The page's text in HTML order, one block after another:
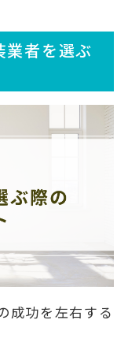
業者を選ぶ
成功を左右する